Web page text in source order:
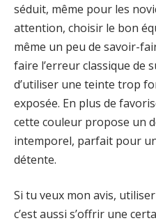
séduit, même pour les
attention, choisir le bon
même un peu de savoir-
faire l’erreur classique de
d’utiliser une teinte trop
exposée. En plus de
cette couleur propose un
intemporel, parfait pour
détente.
Si tu veux mon avis,
c’est aussi s’offrir une